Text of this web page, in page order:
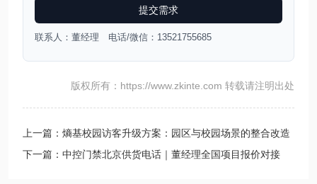
提交需求
联系人：董经理 电话/微信：13521755685
版权所有：https://www.zkinte.com 转载请注明出处
上一篇：熵基校园访客升级方案：园区与校园场景的整合改造
路径与预算判断
下一篇：中控门禁北京供货电话｜董经理全国项目报价对接